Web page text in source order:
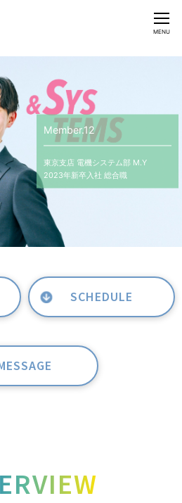
CLOSE
MENU
Member.12
東京支店 電機システム部 M.Y
2023年新卒入社 総合職
SCHEDULE
&ソリューション
投資家情報
採用情報